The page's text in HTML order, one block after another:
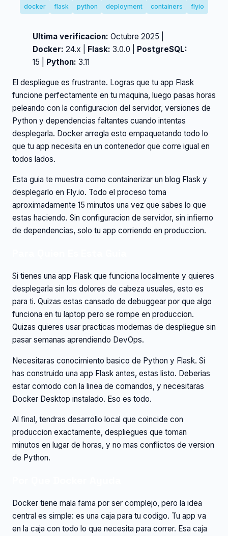
docker flask python deployment containers flyio
Ultima verificacion: Octubre 2025 |
Docker: 24.x | Flask: 3.0.0 | PostgreSQL:
15 | Python: 3.11
El despliegue es frustrante. Logras que tu app Flask
funcione perfectamente en tu maquina, luego pasas horas
peleando con la configuracion del servidor, versiones de
Python y dependencias faltantes cuando intentas
desplegarla. Docker arregla esto empaquetando todo lo
que tu app necesita en un contenedor que corre igual en
todos lados.
Esta guia te muestra como containerizar un blog Flask y
desplegarlo en Fly.io. Todo el proceso toma
aproximadamente 15 minutos una vez que sabes lo que
estas haciendo. Sin configuracion de servidor, sin infierno
de dependencias, solo tu app corriendo en produccion.
Si tienes una app Flask que funciona localmente y quieres
desplegarla sin los dolores de cabeza usuales, esto es
para ti. Quizas estas cansado de debuggear por que algo
funciona en tu laptop pero se rompe en produccion.
Quizas quieres usar practicas modernas de despliegue sin
pasar semanas aprendiendo DevOps.
Necesitaras conocimiento basico de Python y Flask. Si
has construido una app Flask antes, estas listo. Deberias
estar comodo con la linea de comandos, y necesitaras
Docker Desktop instalado. Eso es todo.
Al final, tendras desarrollo local que coincide con
produccion exactamente, despliegues que toman
minutos en lugar de horas, y no mas conflictos de version
de Python.
Docker tiene mala fama por ser complejo, pero la idea
central es simple: es una caja para tu codigo. Tu app va
en la caja con todo lo que necesita para correr. Esa caja